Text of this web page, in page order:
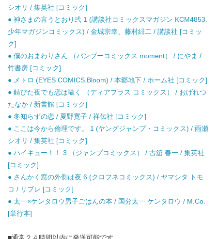
シオリ / 集英社 [コミック]
● 神さまの言うとおり弐 1 (講談社コミックスマガジン KCM4853.
少年マガジンコミックス) / 金城宗幸、藤村緋二 / 講談社 [コミッ
ク]
● 僕のおまわりさん （バンブーコミックス moment） / にやま /
竹書房 [コミック]
● メトロ (EYES COMICS.Bloom) / 本郷地下 / ホーム社 [コミック]
● 錆びた夜でも恋は囁く （ディアプラス コミックス） / おげれつ
たなか / 新書館 [コミック]
● 冬知らずの恋 / 夏野寛子 / 祥伝社 [コミック]
● ここは今から倫理です。 1 (ヤングジャンプ・コミックス) / 雨瀬
シオリ / 集英社 [コミック]
● ハイキュー！！ 3 （ジャンプコミックス） / 古舘 春一 / 集英社
[コミック]
● さんかく窓の外側は夜 6 (クロフネコミックス) / ヤマシタ トモ
コ / リブレ [コミック]
● 太一×ケンタロウ男子ごはんの本 / 国分太一 ケンタロウ / M.Co.
[単行本]